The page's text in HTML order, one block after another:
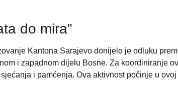
do mira”
Kantona Sarajevo donijelo je odluku
i zapadnom dijelu Bosne. Za koordiniranje
i pamćenja. Ova aktivnost počinje u